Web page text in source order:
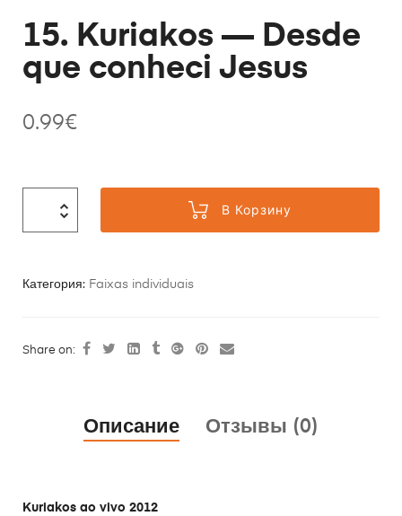
15. Kuriakos — Desde
que conheci Jesus
0.99€
В Корзину
Категория: Faixas individuais
Share on:
Описание Отзывы (0)
Kuriakos ao vivo 2012